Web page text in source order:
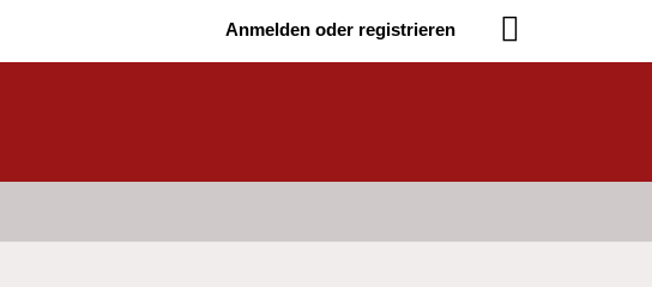
Anmelden oder registrieren